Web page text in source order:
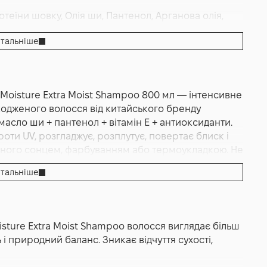
шовку, Олія ши, Пантенол, Арганова олія,
,Відновлення
Extra Moist Shampoo
типи волосся
Extra Moist Shampoo 800 мл — інтенсивне
волосся від китайського бренду
ши + пантенол + вітамін E + антиоксиданти.
UV, розгладжує, розплутує, повертає блиск і
сонцем, фарбуванням або термоукладкою. Не
фарбування, термічної укладки або зовнішніх
компонентами, які допомагають
голови.
Extra Moist Shampoo волосся виглядає більш
природний баланс. Зникає відчуття сухості,